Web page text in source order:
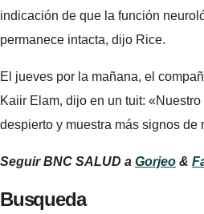
indicación de que la función
permanece intacta, dijo Rice.
El jueves por la mañana, el
Kaiir Elam, dijo en un tuit:
despierto y muestra más signos de
SeguirBNC SALUD a Gorjeo &
Busqueda